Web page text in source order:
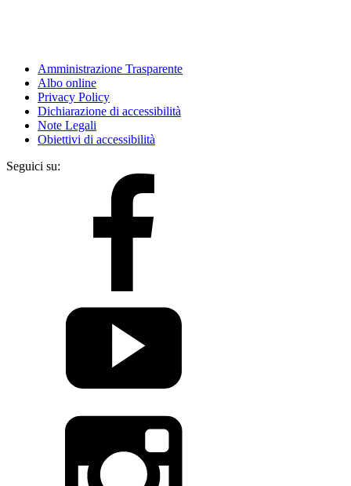
Amministrazione Trasparente
Albo online
Privacy Policy
Dichiarazione di accessibilità
Note Legali
Obiettivi di accessibilità
Seguici su: